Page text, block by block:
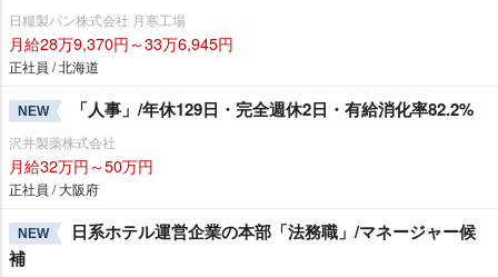
日糧製パン株式会社 月寒工場
月給28万9,370円～33万6,945円
正社員 / 北海道
NEW 「人事」/年休129日・完全週休2日・有給消化率82.2%
沢井製薬株式会社
月給32万円～50万円
正社員 / 大阪府
NEW
日系ホテル運営企業の本部「法務職」/マネージャー候
補